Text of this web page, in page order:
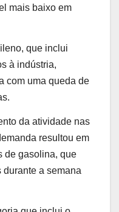
mais baixo em
que inclui
à indústria,
com uma queda de
da atividade nas
resultou em
de gasolina, que
a semana